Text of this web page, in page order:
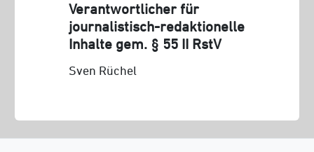
Verantwortlicher für
journalistisch-redaktionelle
Inhalte gem. § 55 II RstV
Sven Rüchel